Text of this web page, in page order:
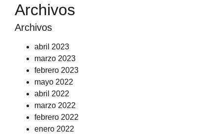
Archivos
Archivos
abril 2023
marzo 2023
febrero 2023
mayo 2022
abril 2022
marzo 2022
febrero 2022
enero 2022